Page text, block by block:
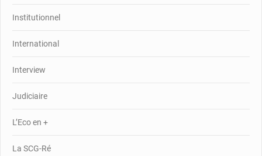
Institutionnel
International
Interview
Judiciaire
L’Eco en +
La SCG-Ré